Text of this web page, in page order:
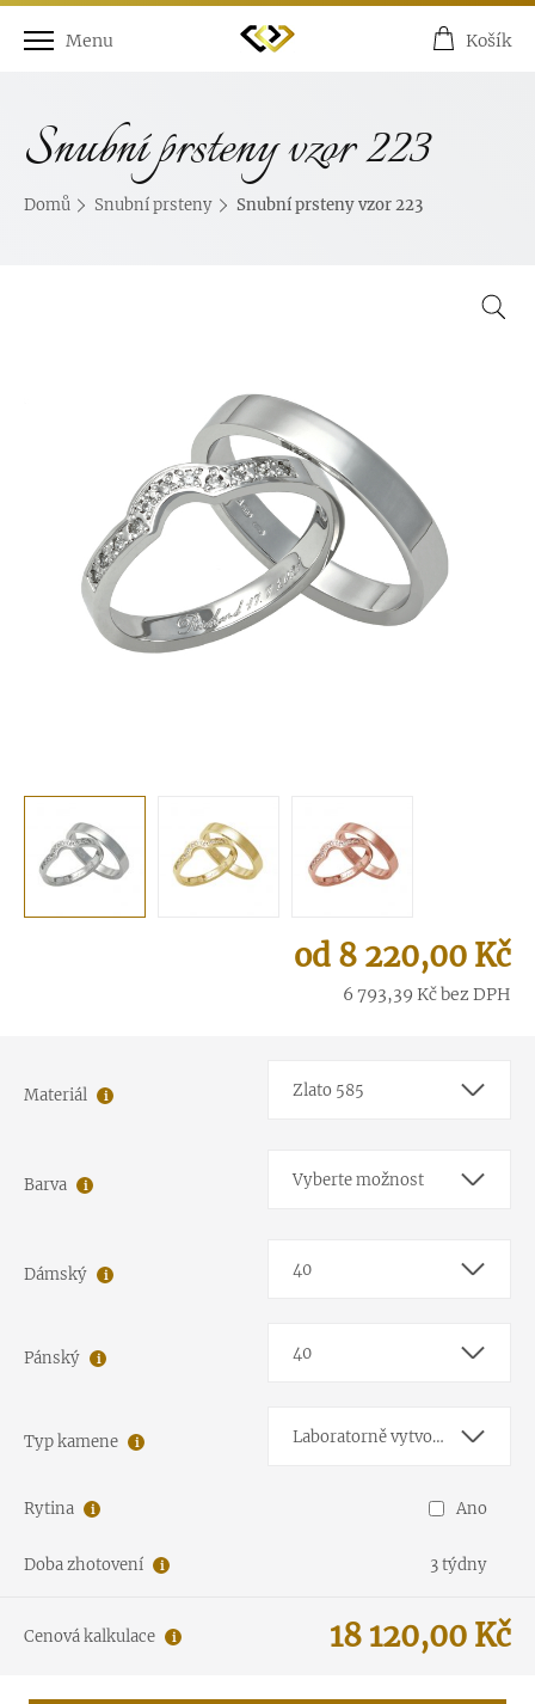
Menu Košík
Snubní prsteny vzor 223
Domů Snubní prsteny Snubní prsteny vzor 223
8 220,00 Kč
6 793,39 Kčbez DPH
Materiál Zlato 585
Barva Vyberte možnost
Dámský 40
Pánský 40
Typ kamene Laboratorně vytvořený diamant E-F/VS-SI1
Rytina Ano
Doba zhotovení 3 týdny
Cenová kalkulace 18 120,00 Kč